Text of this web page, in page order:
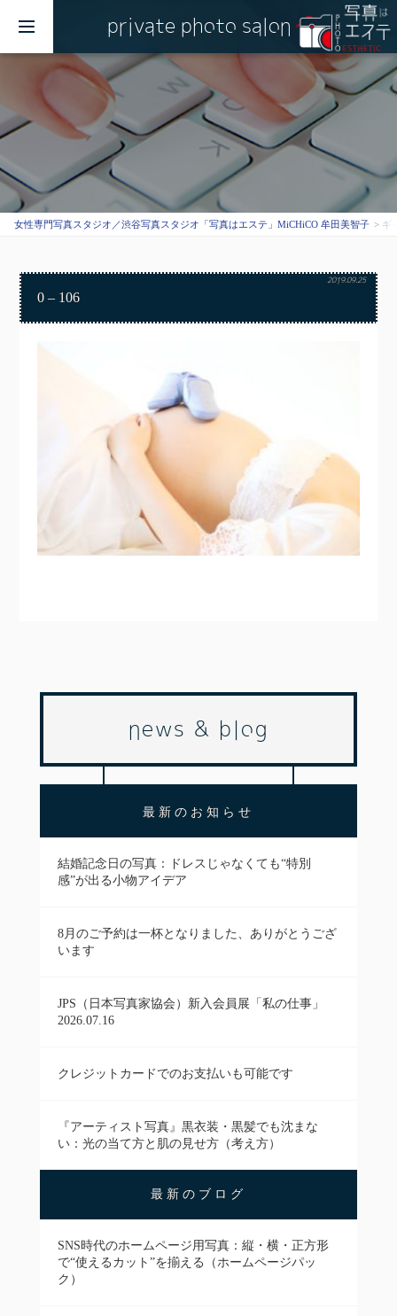
private photo salon
女性専門写真スタジオ／渋谷写真スタジオ「写真はエステ」MiCHiCO 牟田美智子 ギ
2019.09.25
0 – 106
news & blog
最新のお知らせ
結婚記念日の写真：ドレスじゃなくても“特別
感”が出る小物アイデア
8月のご予約は一杯となりました、ありがとうござ
います
JPS（日本写真家協会）新入会員展「私の仕事」
2026.07.16
クレジットカードでのお支払いも可能です
『アーティスト写真』黒衣装・黒髪でも沈まな
い：光の当て方と肌の見せ方（考え方）
最新のブログ
SNS時代のホームページ用写真：縦・横・正方形
で“使えるカット”を揃える（ホームページパッ
ク）